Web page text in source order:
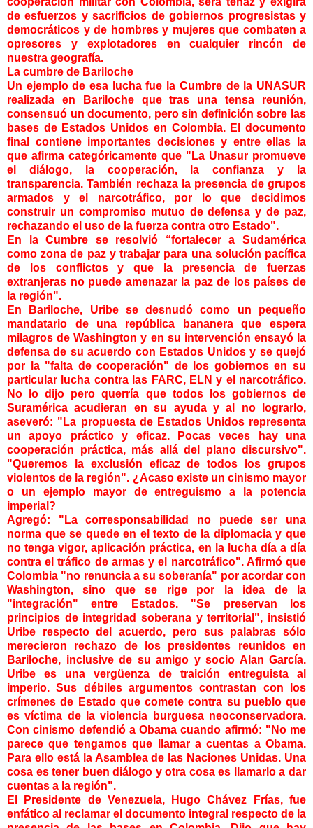
de esfuerzos y sacrificios de gobiernos progresistas y
democráticos y de hombres y mujeres que combaten a
opresores y explotadores en cualquier rincón de
nuestra geografía.
La cumbre de Bariloche
Un ejemplo de esa lucha fue la Cumbre de la UNASUR
realizada en Bariloche que tras una tensa reunión,
consensuó un documento, pero sin definición sobre las
bases de Estados Unidos en Colombia. El documento
final contiene importantes decisiones y entre ellas la
que afirma categóricamente que "La Unasur promueve
el diálogo, la cooperación, la confianza y la
transparencia. También rechaza la presencia de grupos
armados y el narcotráfico, por lo que decidimos
construir un compromiso mutuo de defensa y de paz,
rechazando el uso de la fuerza contra otro Estado".
En la Cumbre se resolvió “fortalecer a Sudamérica
como zona de paz y trabajar para una solución pacífica
de los conflictos y que la presencia de fuerzas
extranjeras no puede amenazar la paz de los países de
la región".
En Bariloche, Uribe se desnudó como un pequeño
mandatario de una república bananera que espera
milagros de Washington y en su intervención ensayó la
defensa de su acuerdo con Estados Unidos y se quejó
por la "falta de cooperación" de los gobiernos en su
particular lucha contra las FARC, ELN y el narcotráfico.
No lo dijo pero querría que todos los gobiernos de
Suramérica acudieran en su ayuda y al no lograrlo,
aseveró: "La propuesta de Estados Unidos representa
un apoyo práctico y eficaz. Pocas veces hay una
cooperación práctica, más allá del plano discursivo".
"Queremos la exclusión eficaz de todos los grupos
violentos de la región". ¿Acaso existe un cinismo mayor
o un ejemplo mayor de entreguismo a la potencia
imperial?
Agregó: "La corresponsabilidad no puede ser una
norma que se quede en el texto de la diplomacia y que
no tenga vigor, aplicación práctica, en la lucha día a día
contra el tráfico de armas y el narcotráfico". Afirmó que
Colombia "no renuncia a su soberanía" por acordar con
Washington, sino que se rige por la idea de la
"integración" entre Estados. "Se preservan los
principios de integridad soberana y territorial", insistió
Uribe respecto del acuerdo, pero sus palabras sólo
merecieron rechazo de los presidentes reunidos en
Bariloche, inclusive de su amigo y socio Alan García.
Uribe es una vergüenza de traición entreguista al
imperio. Sus débiles argumentos contrastan con los
crímenes de Estado que comete contra su pueblo que
es víctima de la violencia burguesa neoconservadora.
Con cinismo defendió a Obama cuando afirmó: "No me
parece que tengamos que llamar a cuentas a Obama.
Para ello está la Asamblea de las Naciones Unidas. Una
cosa es tener buen diálogo y otra cosa es llamarlo a dar
cuentas a la región".
El Presidente de Venezuela, Hugo Chávez Frías, fue
enfático al reclamar el documento integral respecto de la